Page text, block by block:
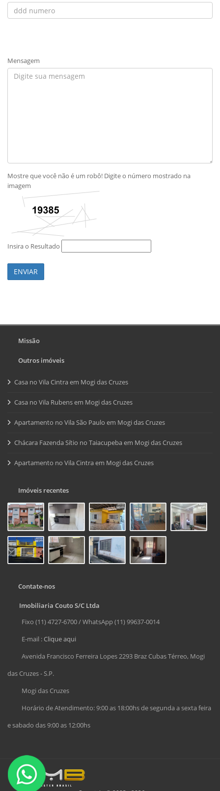
Mensagem
Mostre que você não é um robô! Digite o número mostrado na
imagem
Insira o Resultado
ENVIAR
Missão
Outros imóveis
Casa no Vila Cintra em Mogi das Cruzes
Casa no Vila Rubens em Mogi das Cruzes
Apartamento no Vila São Paulo em Mogi das Cruzes
Chácara Fazenda Sítio no Taiacupeba em Mogi das Cruzes
Apartamento no Vila Cintra em Mogi das Cruzes
Imóveis recentes
Contate-nos
Imobiliaria Couto S/C Ltda
Fixo (11) 4727-6700 / WhatsApp (11) 99637-0014
E-mail :Clique aqui
Avenida Francisco Ferreira Lopes 2293 Braz Cubas Térreo, Mogi
das Cruzes - S.P.
Mogi das Cruzes
Horário de Atendimento: 9:00 as 18:00hs de segunda a sexta feira
e sabado das 9:00 as 12:00hs